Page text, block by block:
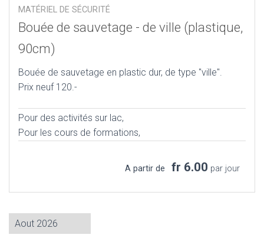
MATÉRIEL DE SÉCURITÉ
Bouée de sauvetage - de ville (plastique,
90cm)
Bouée de sauvetage en plastic dur, de type "ville".
Prix neuf 120.-
Pour des activités sur lac,
Pour les cours de formations,
A partir de fr 6.00 par jour